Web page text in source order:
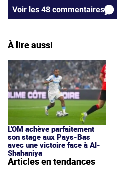
Voir les 48 commentaires
À lire aussi
L'OM achève parfaitement
son stage aux Pays-Bas
avec une victoire face à Al-
Shahaniya
Articles en tendances